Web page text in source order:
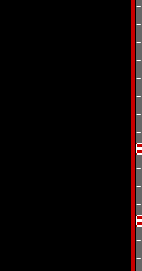
-
-
-
-
-
-
-
-
-
-
-
-
-